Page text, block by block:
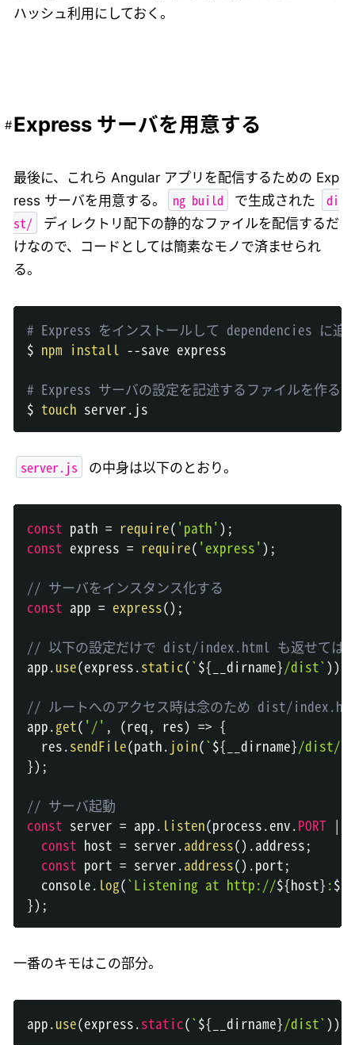
ハッシュ利用にしておく。
Express サーバを用意する
最後に、これら Angular アプリを配信するための Exp
ress サーバを用意する。
ng build で生成された
di
st/
ディレクトリ配下の静的なファイルを配信するだ
けなので、コードとしては簡素なモノで済ませられ
る。
# Express をインストールして dependencies に追
$ npm install --save express
# Express サーバの設定を記述するファイルを作る
$ touch
server.js の中身は以下のとおり。
const path = require( 'path' ) ;
const express = require( 'express' ) ;
// サーバをインスタンス化する
const app = express() ;
// 以下の設定だけで dist/index.html も返せては
app.use(express.static(` ${ __dirname}/dist` ))
// ルートへのアクセス時は念のため dist/
app.get( '/' , (req, res) => {
  res
.sendFile(path. join(` ${ __dirname}/dist/
}) ;
// サーバ起動
const server = app. listen(process.env.PORT ||
const host = server.address() .address;
const port = server.address() .port;
console. log(` Listening at http://${host} :${
}) ;
一番のキモはこの部分。
app.use(express.static(` ${ __dirname}/dist` ))